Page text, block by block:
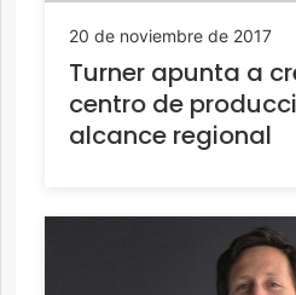
20 de noviembre de 2017
Turner apunta a
centro de
alcance regional